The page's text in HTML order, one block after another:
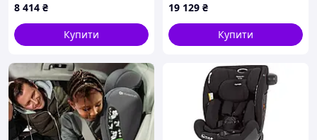
поворот, опорна стійка
CARRELLO
8 414 ₴
Купити
19 129 ₴
Купити